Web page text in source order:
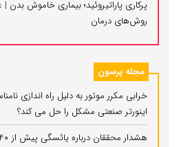
پرکاری پاراتیروئید؛ بیماری خاموش بدن
روش‌های درمان
مجله پرسون
خرابی مکرر موتور به دلیل راه‌ اندازی
اینورتر صنعتی مشکل را حل می‌ کند؟